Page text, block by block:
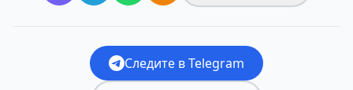
Следите в Telegram